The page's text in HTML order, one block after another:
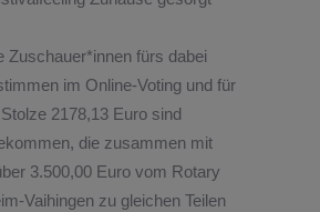
Zuschauer*innen fürs dabei
im Online-Voting und für
2178,13 Euro sind
die zusammen mit
3.500,00 Euro vom Rotary
Vaihingen zu gleichen Teilen